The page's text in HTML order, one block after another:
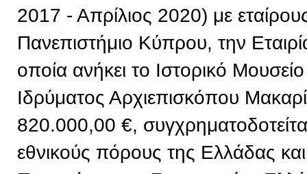
2017 - Απρίλιος 2020) με
Πανεπιστήμιο Κύπρου, την
οποία ανήκει το Ιστορικό
Ιδρύματος Αρχιεπισκόπου
820.000,00 €,
εθνικούς πόρους της Ελλάδας